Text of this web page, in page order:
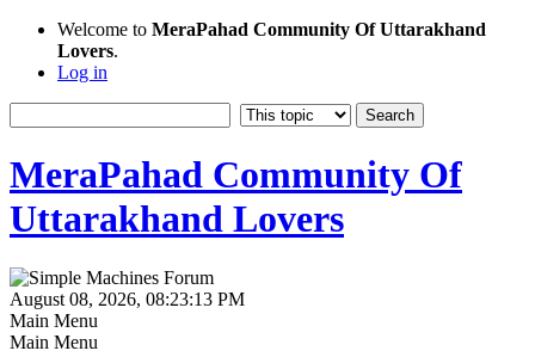
Welcome to MeraPahad Community Of Uttarakhand
Lovers.
Log in
MeraPahad Community Of
Uttarakhand Lovers
August 08, 2026, 08:23:13 PM
Main Menu
Main Menu